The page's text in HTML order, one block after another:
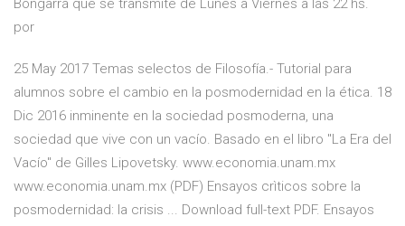
Bongarrá que se transmite de Lunes a Viernes a las 22 hs.
por
25 May 2017 Temas selectos de Filosofía.- Tutorial para
alumnos sobre el cambio en la posmodernidad en la ética. 18
Dic 2016 inminente en la sociedad posmoderna, una
sociedad que vive con un vacío. Basado en el libro "La Era del
Vacío" de Gilles Lipovetsky. www.economia.unam.mx
www.economia.unam.mx (PDF) Ensayos crìticos sobre la
posmodernidad: la crisis ... Download full-text PDF. Ensayos